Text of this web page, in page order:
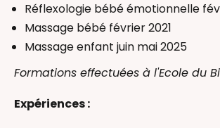
Réflexologie bébé émotionnelle
Massage bébé février 2021
Massage enfant juin mai 2025
Formations effectuées à l'Ecole du
Expériences :